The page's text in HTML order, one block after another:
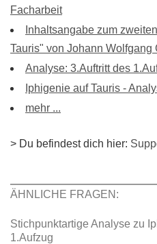
Facharbeit
Inhaltsangabe zum
Tauris" von Johann Wolfgang
Analyse: 3.Auftritt des
Iphigenie auf Tauris -
mehr ...
> Du befindest dich hier:
ÄHNLICHE FRAGEN:
Stichpunktartige Analyse zu
1.Aufzug